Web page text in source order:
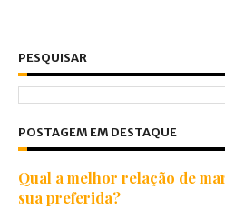
PESQUISAR
POSTAGEM EM DESTAQUE
Qual a melhor relação de
sua preferida?